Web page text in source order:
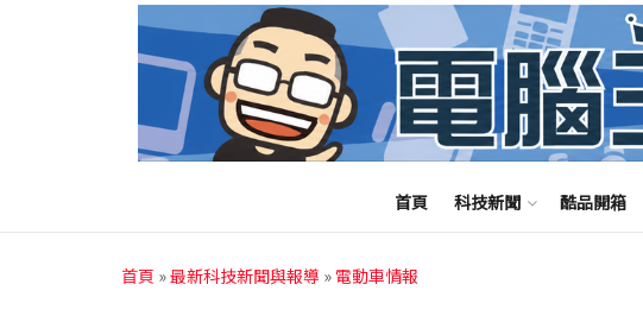
首頁 科技新聞 酷品開箱
首頁 »最新科技新聞與報導 » 電動車情報